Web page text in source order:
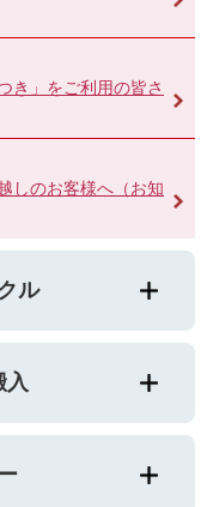
き」をご利用の皆さ
しのお客様へ（お知
ル
入